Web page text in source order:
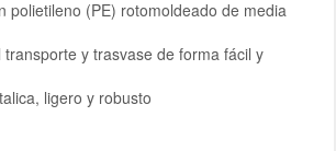
polietileno (PE) rotomoldeado de media
transporte y trasvase de forma fácil y
ligero y robusto